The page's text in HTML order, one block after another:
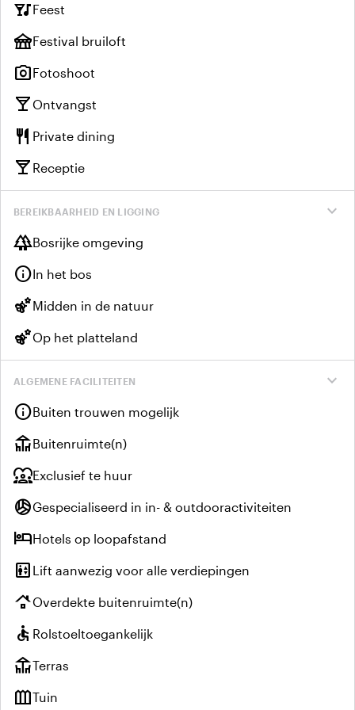
nightlifeFeest
festivalFestival bruiloft
photo_cameraFotoshoot
local_bar Ontvangst
restaurant Private dining
local_bar Receptie
expand_more
BEREIKBAARHEID EN LIGGING
forestBosrijke omgeving
infoIn het bos
emoji_natureMidden in de natuur
emoji_natureOp het platteland
expand_more
ALGEMENE FACILITEITEN
infoBuiten trouwen mogelijk
deckBuitenruimte(n)
diversity_1Exclusief te huur
sports_volleyballGespecialiseerd in in- & outdooractiviteiten
hotelHotels op loopafstand
elevator Lift aanwezig voor alle verdiepingen
roofingOverdekte buitenruimte(n)
accessible Rolstoeltoegankelijk
deckTerras
outdoor_gardenTuin